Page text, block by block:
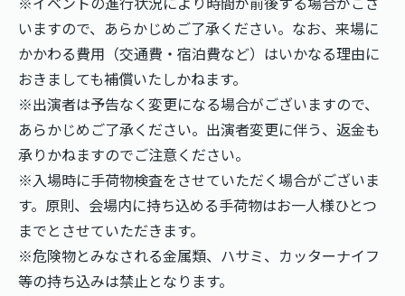
いますので、あらかじめご了承ください。なお、来場に
かかわる費用（交通費・宿泊費など）はいかなる理由に
おきましても補償いたしかねます。
※出演者は予告なく変更になる場合がございますので、
あらかじめご了承ください。出演者変更に伴う、返金も
承りかねますのでご注意ください。
※入場時に手荷物検査をさせていただく場合がございま
す。原則、会場内に持ち込める手荷物はお一人様ひとつ
までとさせていただきます。
※危険物とみなされる金属類、ハサミ、カッターナイフ
等の持ち込みは禁止となります。